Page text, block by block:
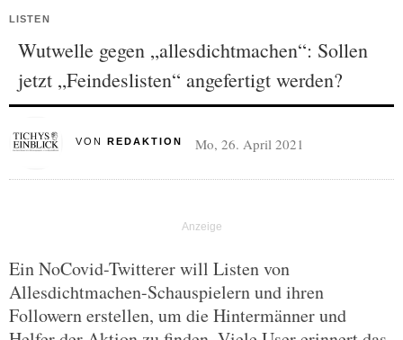
LISTEN
Wutwelle gegen „allesdichtmachen“: Sollen
jetzt „Feindeslisten“ angefertigt werden?
VON REDAKTION Mo, 26. April 2021
Ein NoCovid-Twitterer will Listen von
Allesdichtmachen-Schauspielern und ihren
Followern erstellen, um die Hintermänner und